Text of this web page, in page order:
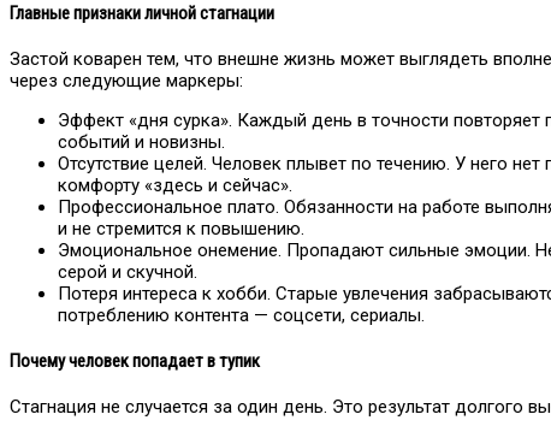
Главные признаки личной стагнации
Застой коварен тем, что внешне жизнь может выглядеть
через следующие маркеры:
Эффект «дня сурка». Каждый день в точности
событий и новизны.
Отсутствие целей. Человек плывет по течению. У него
комфорту «здесь и сейчас».
Профессиональное плато. Обязанности на работе
и не стремится к повышению.
Эмоциональное онемение. Пропадают сильные эмоции.
серой и скучной.
Потеря интереса к хобби. Старые увлечения
потреблению контента — соцсети, сериалы.
Почему человек попадает в тупик
Стагнация не случается за один день. Это результат долгого